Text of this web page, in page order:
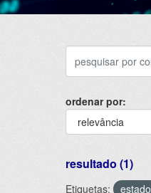
ordenar por
resultado (1)
Etiquetas: estado